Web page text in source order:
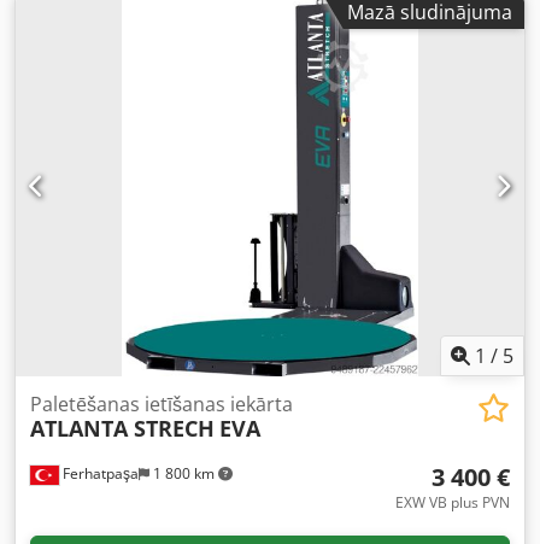
krāsnis, maizes ražošanas iekārtas, maizes līnijas, maizīšu
līnijas, kūku līnijas, kruasānu līnijas, bagetes mašīnas,
mīklas maisītājus, mikserus, rullētājus, kruasānu
veidošanas mašīnas. Skatiet visus mūsu sludinājumus.
Mazā sludinājuma
1 / 5
Ferhatpaşa 1 800 km
Paletēšanas ietīšanas iekārta
ATLANTA STRECH EVA
3 400 €
EXW VB plus PVN